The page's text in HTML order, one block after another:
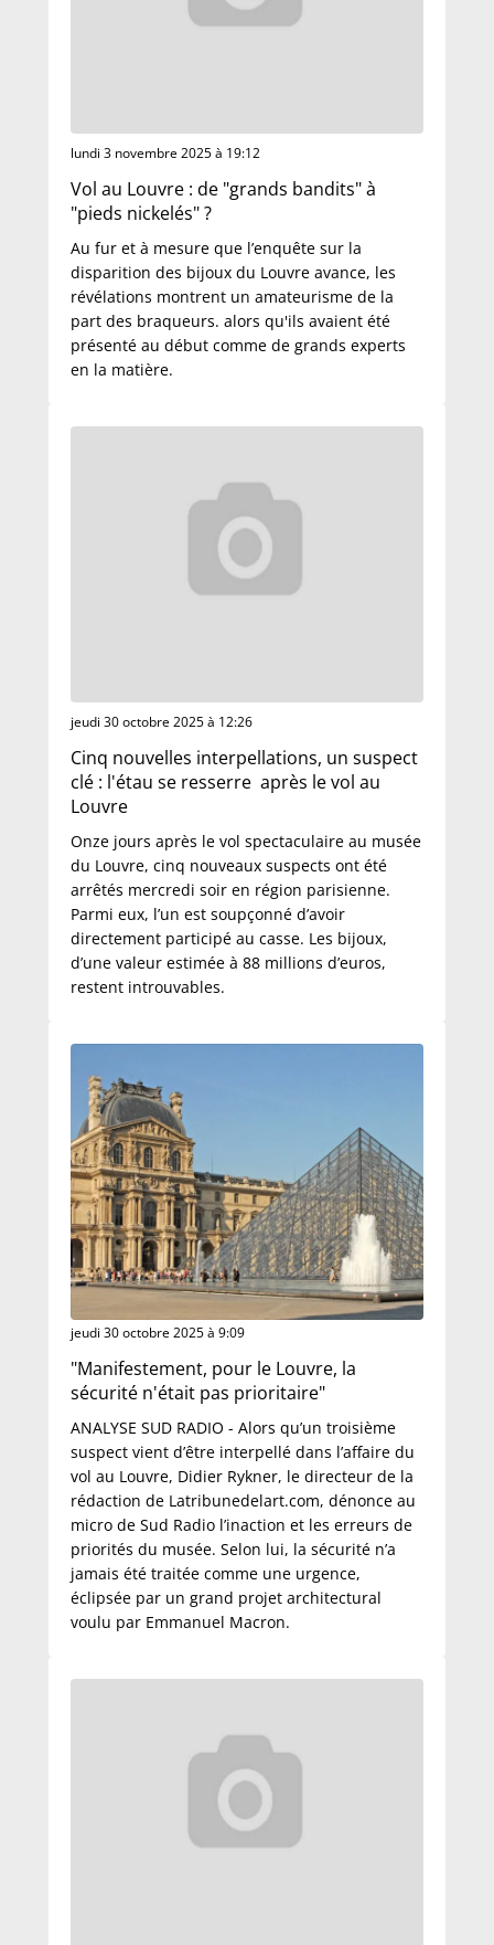
lundi 3 novembre 2025 à 19:12
Vol au Louvre : de "grands bandits" à
"pieds nickelés" ?
Au fur et à mesure que l’enquête sur la
disparition des bijoux du Louvre avance, les
révélations montrent un amateurisme de la
part des braqueurs. alors qu'ils avaient été
présenté au début comme de grands experts
en la matière.
jeudi 30 octobre 2025 à 12:26
Cinq nouvelles interpellations, un suspect
clé : l'étau se resserre après le vol au
Louvre
Onze jours après le vol spectaculaire au musée
du Louvre, cinq nouveaux suspects ont été
arrêtés mercredi soir en région parisienne.
Parmi eux, l’un est soupçonné d’avoir
directement participé au casse. Les bijoux,
d’une valeur estimée à 88 millions d’euros,
restent introuvables.
jeudi 30 octobre 2025 à 9:09
"Manifestement, pour le Louvre, la
sécurité n'était pas prioritaire"
ANALYSE SUD RADIO - Alors qu’un troisième
suspect vient d’être interpellé dans l’affaire du
vol au Louvre, Didier Rykner, le directeur de la
rédaction de Latribunedelart.com, dénonce au
micro de Sud Radio l’inaction et les erreurs de
priorités du musée. Selon lui, la sécurité n’a
jamais été traitée comme une urgence,
éclipsée par un grand projet architectural
voulu par Emmanuel Macron.